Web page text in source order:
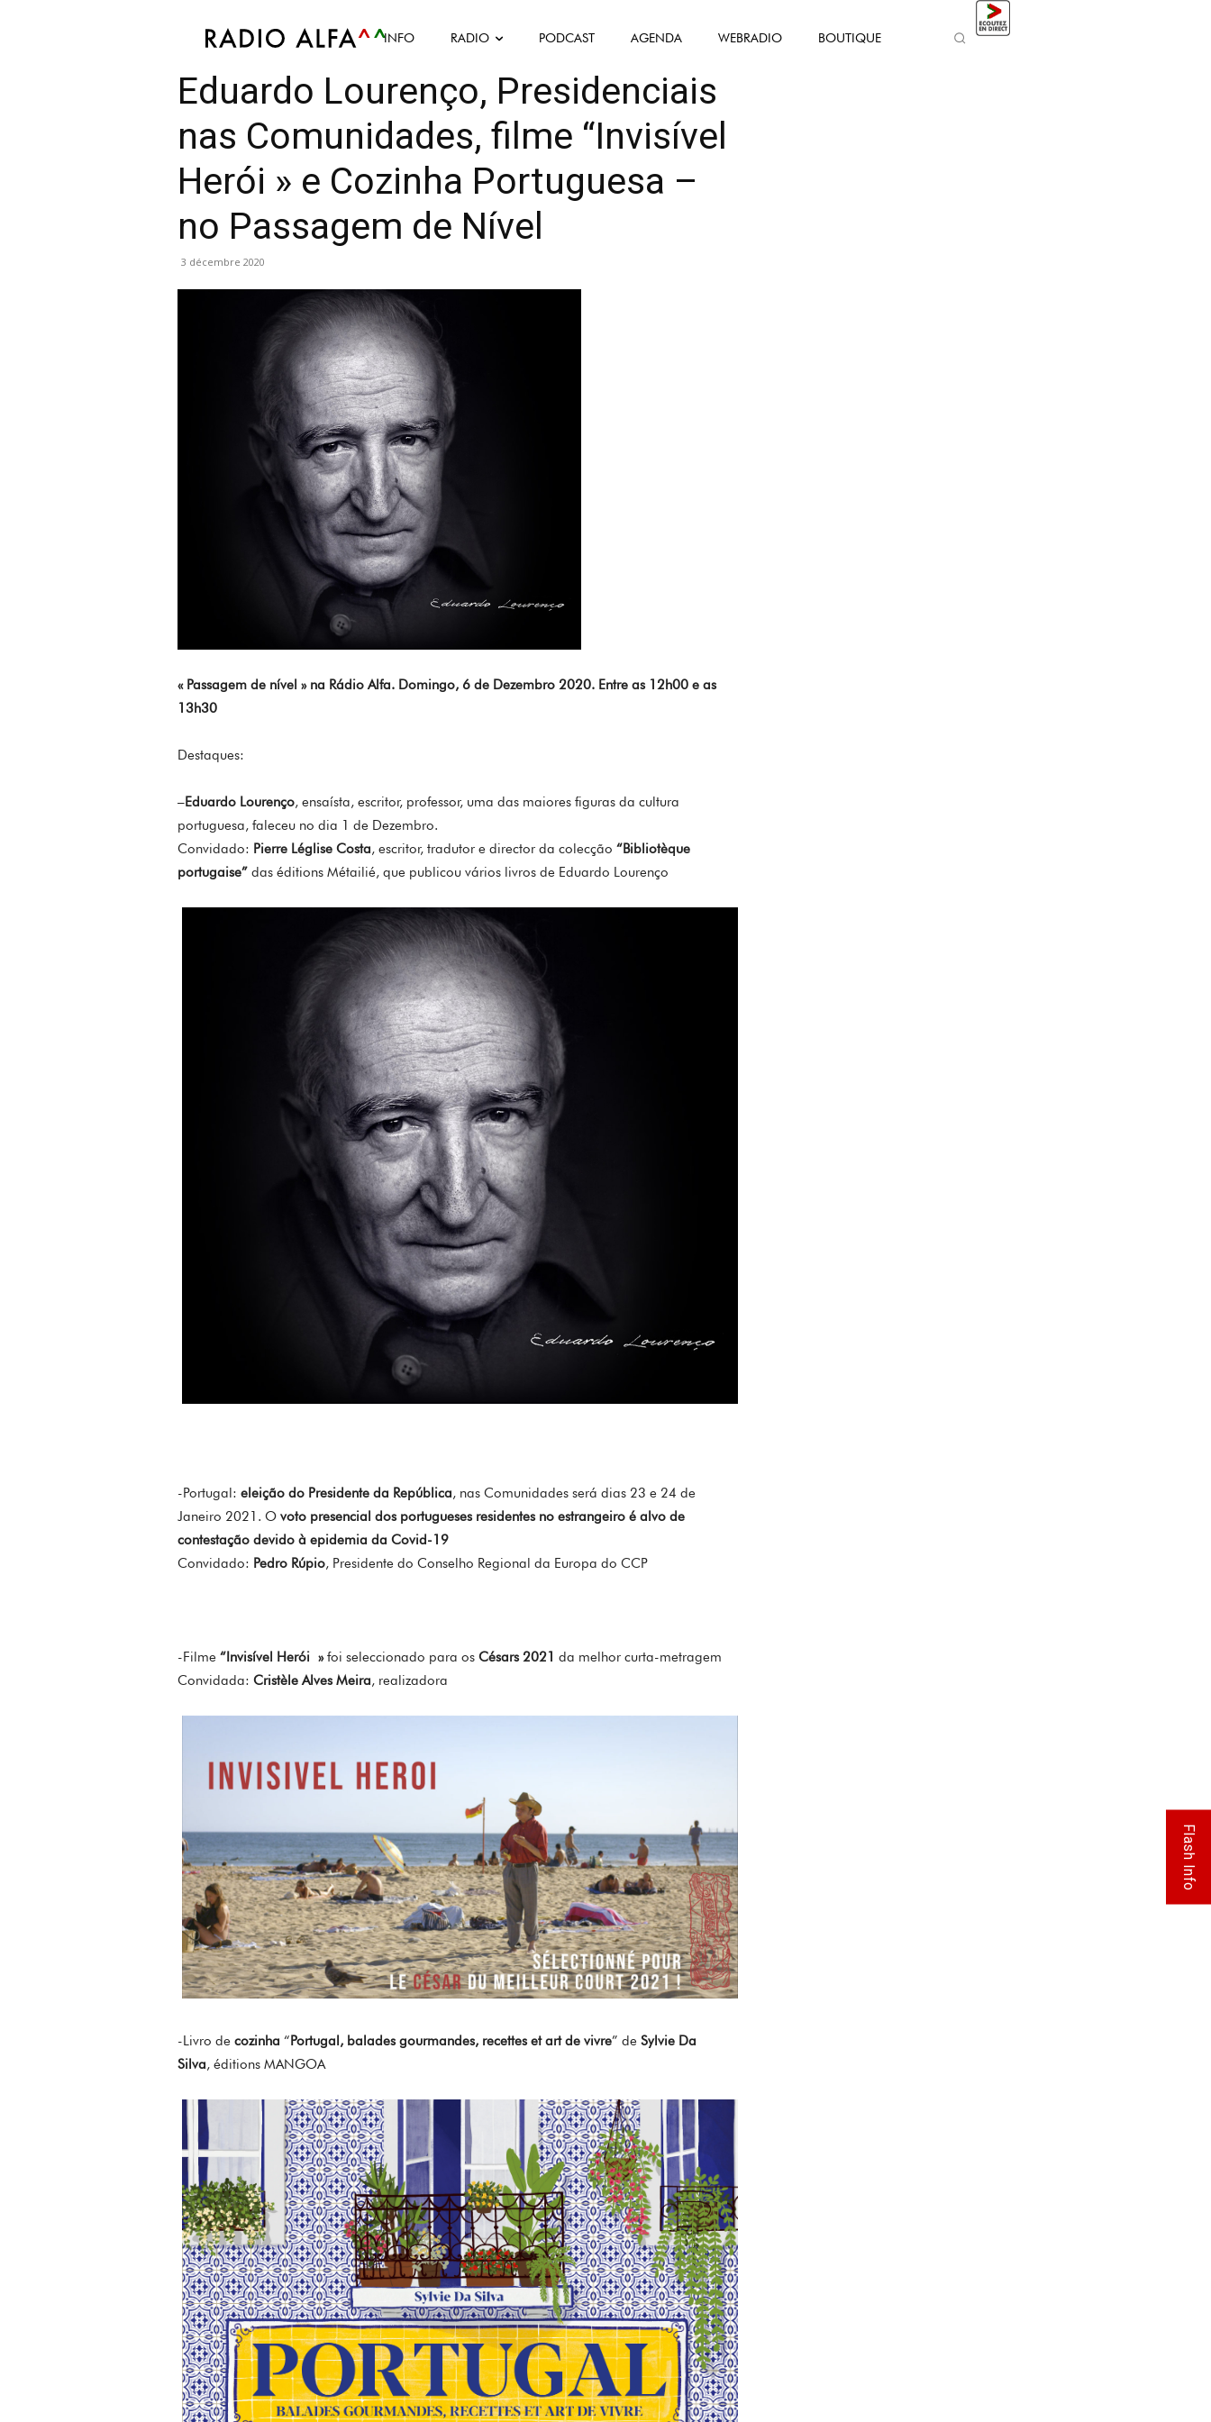
INFO RADIO PODCAST AGENDA WEBRADIO BOUTIQUE
Article Culture Cinema Curiosités
Eduardo Lourenço, Presidenciais
nas Comunidades, filme “Invisível
Herói » e Cozinha Portuguesa –
no Passagem de Nível
3 décembre 2020
« Passagem de nível » na Rádio Alfa. Domingo, 6 de Dezembro 2020. Entre as 12h00 e as
13h30
Destaques:
–Eduardo Lourenço, ensaísta, escritor, professor, uma das maiores figuras da cultura
portuguesa, faleceu no dia 1 de Dezembro.
Convidado: Pierre Léglise Costa, escritor, tradutor e director da colecção “Bibliotèque
portugaise” das éditions Métailié, que publicou vários livros de Eduardo Lourenço
-Portugal: eleição do Presidente da República, nas Comunidades será dias 23 e 24 de
Janeiro 2021. O voto presencial dos portugueses residentes no estrangeiro é alvo de
contestação devido à epidemia da Covid-19
Convidado: Pedro Rúpio, Presidente do Conselho Regional da Europa do CCP
-Filme “Invisível Herói »foi seleccionado para os Césars 2021 da melhor curta-metragem
Convidada: Cristèle Alves Meira, realizadora
-Livro de cozinha “Portugal, balades gourmandes, recettes et art de vivre” de Sylvie Da
Silva, éditions MANGOA
Flash Info